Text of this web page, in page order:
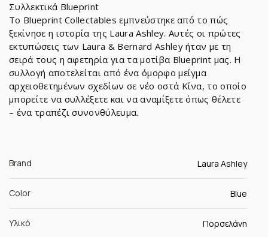
Συλλεκτικά Blueprint
Το Blueprint Collectables εμπνεύστηκε από το πώς
ξεκίνησε η ιστορία της Laura Ashley. Αυτές οι πρώτες
εκτυπώσεις των Laura & Bernard Ashley ήταν με τη
σειρά τους η αφετηρία για τα μοτίβα Blueprint μας. Η
συλλογή αποτελείται από ένα όμορφο μείγμα
αρχειοθετημένων σχεδίων σε νέο οστά Κίνα, το οποίο
μπορείτε να συλλέξετε και να αναμίξετε όπως θέλετε
– ένα τραπέζι συνονθύλευμα.
Brand Laura Ashley
Color Blue
Υλικό Πορσελάνη